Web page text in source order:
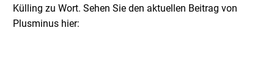
Külling zu Wort. Sehen Sie den aktuellen Beitrag von
Plusminus hier: